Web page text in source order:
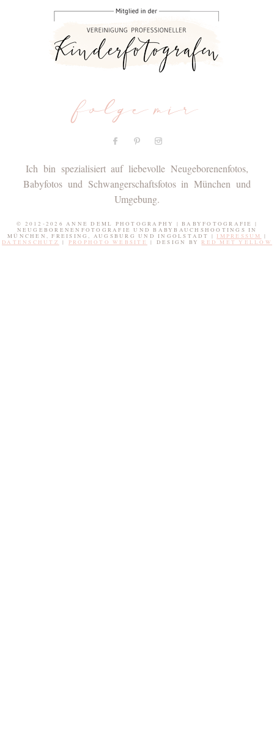
folge mir
Ich bin spezialisiert auf liebevolle Neugeborenenfotos,
Babyfotos und Schwangerschaftsfotos in München und
Umgebung.
© 2012-2026 ANNE DEML PHOTOGRAPHY | BABYFOTOGRAFIE |
NEUGEBORENENFOTOGRAFIE UND BABYBAUCHSHOOTINGS IN
MÜNCHEN, FREISING, AUGSBURG UND INGOLSTADT | IMPRESSUM
|
DATENSCHUTZ
| PROPHOTO WEBSITE | DESIGN BYRED MET YELLOW